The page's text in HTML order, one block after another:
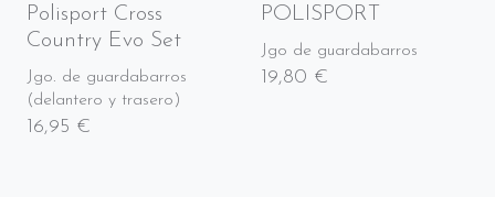
Polisport Cross
Country Evo Set
Jgo. de guardabarros
(delantero y trasero)
16,95 €
POLISPORT
Jgo de guardabarros
19,80 €